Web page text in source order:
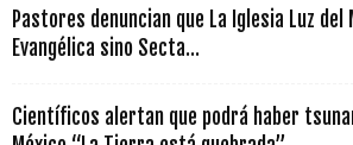
Pastores denuncian que La Iglesia Luz del
Evangélica sino Secta...
Científicos alertan que podrá haber